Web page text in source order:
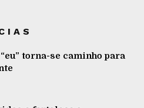
torna-se caminho para